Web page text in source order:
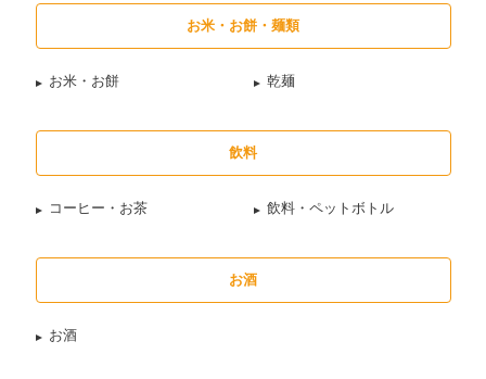
お米・お餅・麺類
お米・お餅 乾麺
飲料
コーヒー・お茶 飲料・ペットボトル
お酒
お酒